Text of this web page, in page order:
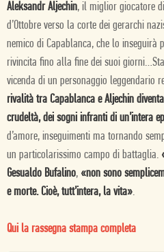
Aleksandr Aljechin, il miglior giocatore
d’Ottobre verso la corte dei gerarchi
nemico di Capablanca, che lo inseguirà
rivincita fino alla fine dei suoi
vicenda di un personaggio leggendario
rivalità tra Capablanca e Aljechin
crudeltà, dei sogni infranti di un’intera
d’amore, inseguimenti ma tornando
un particolarissimo campo di battaglia.
Gesualdo Bufalino, «non sono
e morte. Cioè, tutt’intera, la vita».
Qui la rassegna stampa completa